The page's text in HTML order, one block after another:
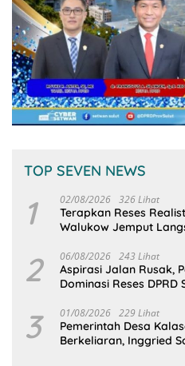
TOP SEVEN NEWS
1 02/08/2026 326 Lihat
Terapkan Reses
Walukow Jemput
2 06/08/2026 243 Lihat
Aspirasi Jalan Rusak,
Dominasi Reses
3 01/08/2026 229 Lihat
Pemerintah Desa
Berkeliaran, Inggried